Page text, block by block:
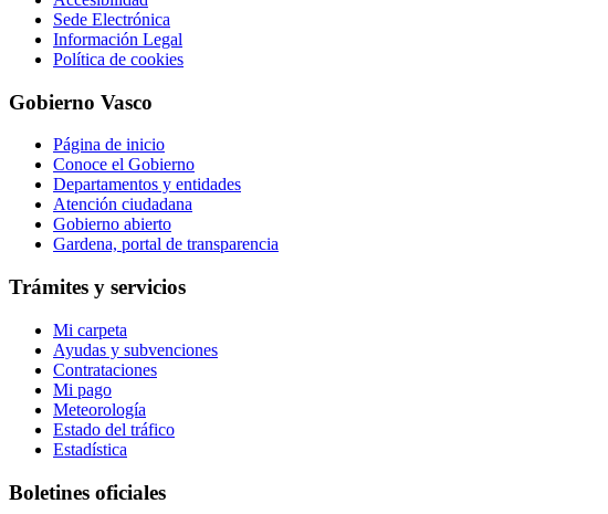
Sede Electrónica
Información Legal
Política de cookies
Gobierno Vasco
Página de inicio
Conoce el Gobierno
Departamentos y entidades
Atención ciudadana
Gobierno abierto
Gardena, portal de transparencia
Trámites y servicios
Mi carpeta
Ayudas y subvenciones
Contrataciones
Mi pago
Meteorología
Estado del tráfico
Estadística
Boletines oficiales